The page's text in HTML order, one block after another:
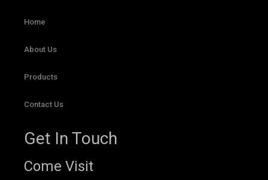
Home
About Us
Products
Contact Us
Get In Touch
Come Visit